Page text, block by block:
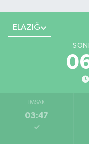
ELAZIĞ
İMSAK
03:47